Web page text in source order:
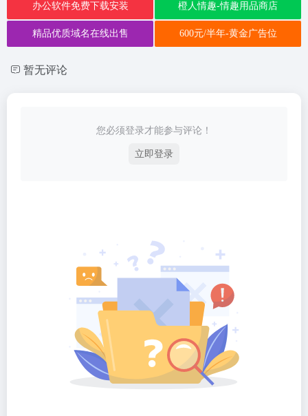
办公软件免费下载安装 橙人情趣-情趣用品商店
精品优质域名在线出售 600元/半年-黄金广告位
暂无评论
您必须登录才能参与评论！
立即登录